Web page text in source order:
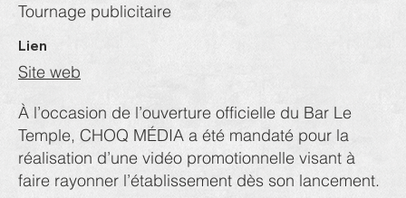
Tournage publicitaire
Lien
Site web
À l’occasion de l’ouverture officielle du Bar Le
Temple, CHOQ MÉDIA a été mandaté pour la
réalisation d’une vidéo promotionnelle visant à
faire rayonner l’établissement dès son lancement.